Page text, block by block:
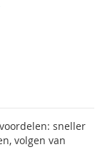
sneller
volgen van